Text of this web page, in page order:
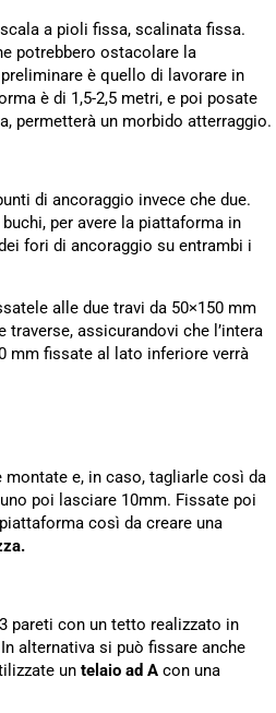
a pioli fissa, scalinata fissa.
potrebbero ostacolare la
è quello di lavorare in
è di 1,5-2,5 metri, e poi posate
permetterà un morbido atterraggio.
di ancoraggio invece che due.
per avere la piattaforma in
fori di ancoraggio su entrambi i
alle due travi da 50×150 mm
assicurandovi che l’intera
mm fissate al lato inferiore verrà
montate e, in caso, tagliarle così da
poi lasciare 10mm. Fissate poi
così da creare una
pareti con un tetto realizzato in
alternativa si può fissare anche
un telaio ad A con una